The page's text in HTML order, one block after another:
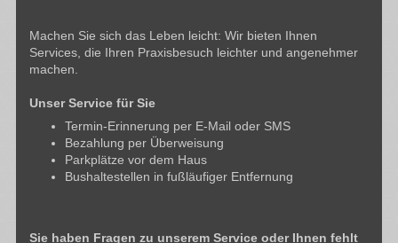
Machen Sie sich das Leben leicht: Wir bieten Ihnen
Services, die Ihren Praxisbesuch leichter und angenehmer
machen.
Unser Service für Sie
Termin-Erinnerung per E-Mail oder SMS
Bezahlung per Überweisung
Parkplätze vor dem Haus
Bushaltestellen in fußläufiger Entfernung
Sie haben Fragen zu unserem Service oder Ihnen fehlt